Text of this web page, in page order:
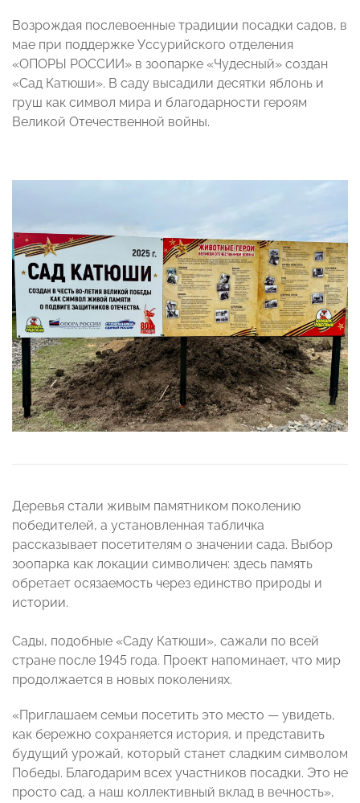
Возрождая послевоенные традиции посадки садов, в
мае при поддержке Уссурийского отделения
«ОПОРЫ РОССИИ» в зоопарке «Чудесный» создан
«Сад Катюши». В саду высадили десятки яблонь и
груш как символ мира и благодарности героям
Великой Отечественной войны.
Деревья стали живым памятником поколению
победителей, а установленная табличка
рассказывает посетителям о значении сада. Выбор
зоопарка как локации символичен: здесь память
обретает осязаемость через единство природы и
истории.
Сады, подобные «Саду Катюши», сажали по всей
стране после 1945 года. Проект напоминает, что мир
продолжается в новых поколениях.
«Приглашаем семьи посетить это место — увидеть,
как бережно сохраняется история, и представить
будущий урожай, который станет сладким символом
Победы. Благодарим всех участников посадки. Это не
просто сад, а наш коллективный вклад в вечность»,